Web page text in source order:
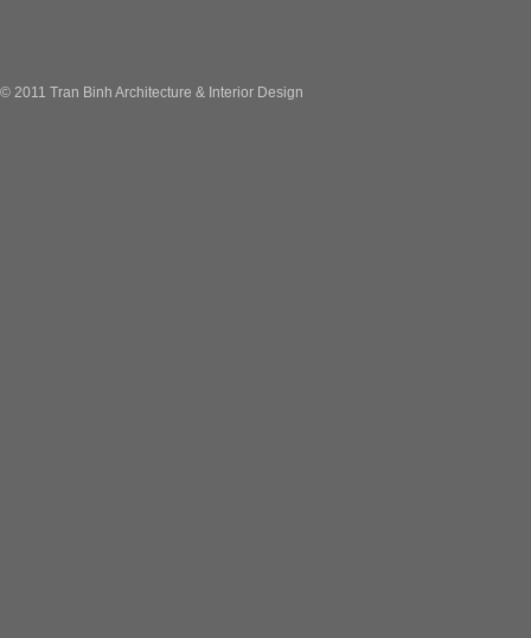
© 2011 Tran Binh Architecture & Interior Design